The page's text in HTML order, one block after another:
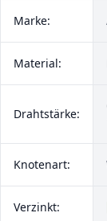
Marke:
Material:
Drahtstärke:
Knotenart:
Verzinkt: